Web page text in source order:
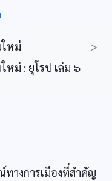
หม่
>
หม่ : ยุโรป เล่ม ๖
ทางการเมืองที่สำคัญ